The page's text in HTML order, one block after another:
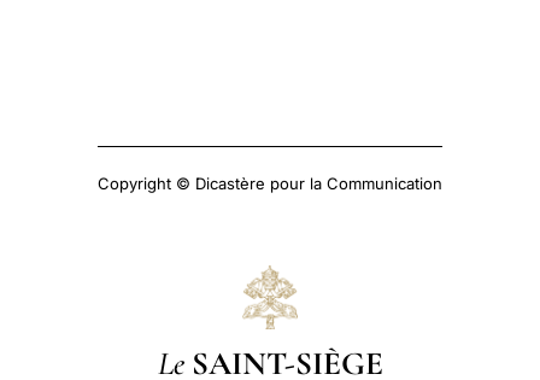
Copyright © Dicastère pour la Communication
Le SAINT-SIÈGE